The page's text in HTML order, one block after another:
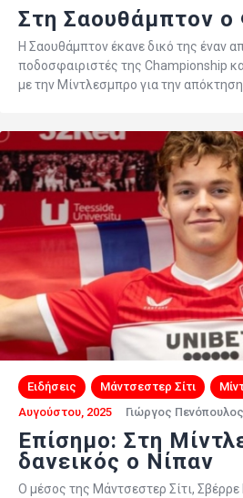
Στη Σαουθάμπτον ο
Η Σαουθάμπτον έκανε δικό της έναν
ποδοσφαιριστές της Championship
με την Μίντλεσμπρο για την
Ειδήσεις Μάντσεστερ Σίτι
Αυγούστου, 2025
Γιώργος Πενόπουλος
Επίσημο: Στη
δανεικός ο Νίπαν
Ο μέσος της Μάντσεστερ Σίτι, Σβέρρε